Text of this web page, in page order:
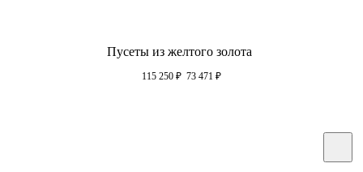
Пусеты из желтого золота
115 250 ₽ 73 471 ₽